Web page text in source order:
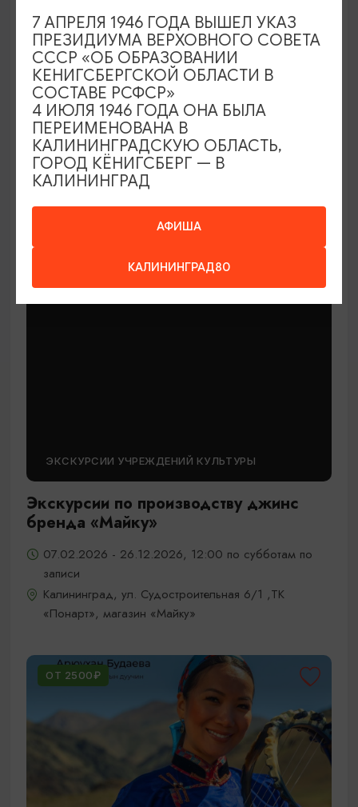
МАСТЕР-КЛАССЫ
Мастер-классы по керамике Елены
Бодяковой
Калининград, ул. Баранова, 45
ЭКСКУРСИИ УЧРЕЖДЕНИЙ КУЛЬТУРЫ
Экскурсии по производству джинс
бренда «Майку»
07.02.2026 - 26.12.2026, 12:00 по субботам по
записи
Калининград, ул. Судостроительная 6/1 ,ТК
«Понарт», магазин «Майку»
ОТ 2500₽
АФИША
КАЛИНИНГРАД80
7 АПРЕЛЯ 1946 ГОДА ВЫШЕЛ УКАЗ
ПРЕЗИДИУМА ВЕРХОВНОГО СОВЕТА
СССР «ОБ ОБРАЗОВАНИИ
КЕНИГСБЕРГСКОЙ ОБЛАСТИ В
СОСТАВЕ РСФСР»
4 ИЮЛЯ 1946 ГОДА ОНА БЫЛА
ПЕРЕИМЕНОВАНА В
КАЛИНИНГРАДСКУЮ ОБЛАСТЬ,
ГОРОД КЁНИГСБЕРГ — В
КАЛИНИНГРАД